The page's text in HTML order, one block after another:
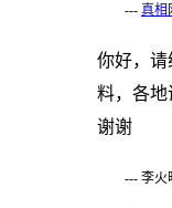
--- 真相
你好，请
料，各地
谢谢
--- 李火